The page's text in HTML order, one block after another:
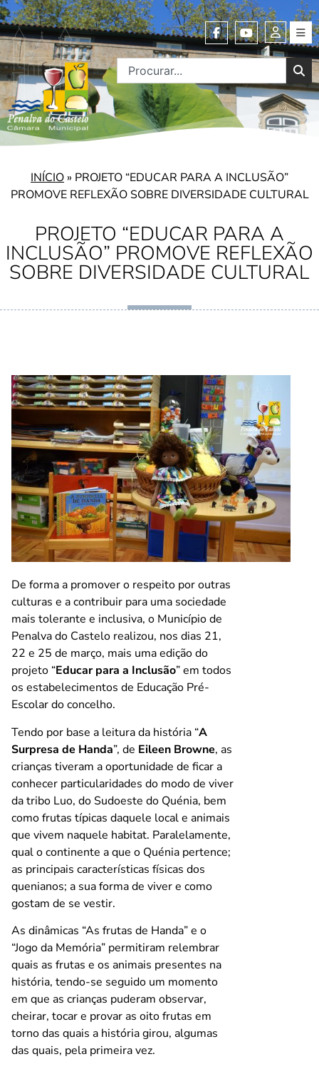
PROJETO “EDUCAR PARA A
INCLUSÃO” PROMOVE REFLEXÃO
SOBRE DIVERSIDADE CULTURAL
INÍCIO » PROJETO “EDUCAR PARA A INCLUSÃO”
PROMOVE REFLEXÃO SOBRE DIVERSIDADE CULTURAL
De forma a promover o respeito por outras
culturas e a contribuir para uma sociedade
mais tolerante e inclusiva, o Município de
Penalva do Castelo realizou, nos dias 21,
22 e 25 de março, mais uma edição do
projeto “Educar para a Inclusão” em todos
os estabelecimentos de Educação Pré-
Escolar do concelho.
Tendo por base a leitura da história “A
Surpresa de Handa”, de Eileen Browne, as
crianças tiveram a oportunidade de ficar a
conhecer particularidades do modo de viver
da tribo Luo, do Sudoeste do Quénia, bem
como frutas típicas daquele local e animais
que vivem naquele habitat. Paralelamente,
qual o continente a que o Quénia pertence;
as principais características físicas dos
quenianos; a sua forma de viver e como
gostam de se vestir.
As dinâmicas “As frutas de Handa” e o
“Jogo da Memória” permitiram relembrar
quais as frutas e os animais presentes na
história, tendo-se seguido um momento
em que as crianças puderam observar,
cheirar, tocar e provar as oito frutas em
torno das quais a história girou, algumas
das quais, pela primeira vez.